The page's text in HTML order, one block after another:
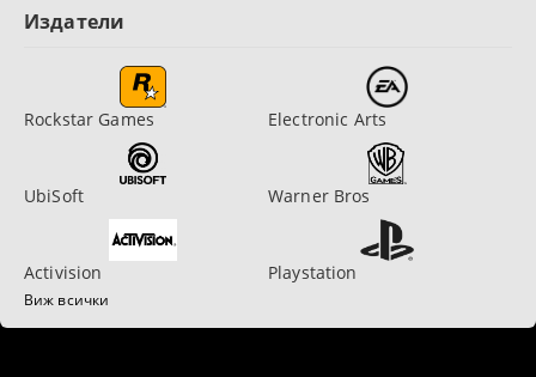
Издатели
Rockstar Games Electronic Arts
UbiSoft Warner Bros
Activision Playstation
Виж всички